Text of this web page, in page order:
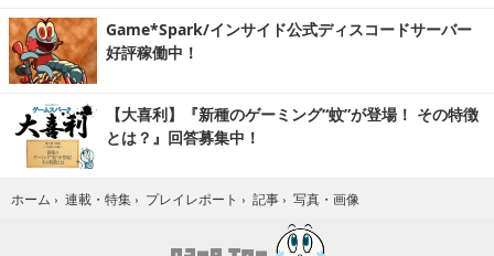
Game*Spark/インサイド公式ディスコードサーバー
好評稼働中！
【大喜利】『新種のゲーミング“蚊”が登場！ その特徴
とは？』回答募集中！
ホーム › 連載・特集 › プレイレポート › 記事 › 写真・画像